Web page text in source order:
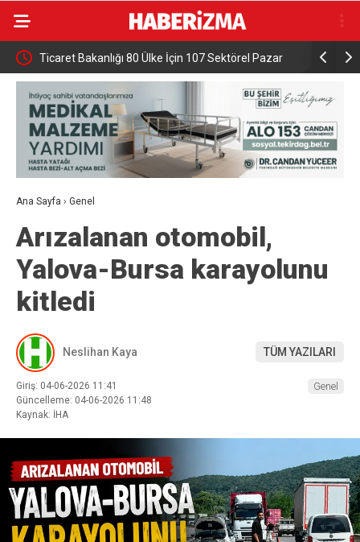
Ticaret Bakanlığı 80 Ülke İçin 107 Sektörel Pazar
Raporu Yayınladı
Ana Sayfa › Genel
Arızalanan otomobil,
Yalova-Bursa karayolunu
kitledi
Neslihan Kaya TÜM YAZILARI
Giriş: 04-06-2026 11:41
Güncelleme: 04-06-2026 11:48
Kaynak: İHA
Genel